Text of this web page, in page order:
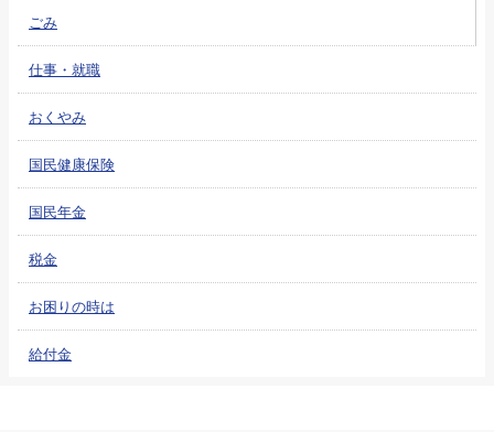
ごみ
仕事・就職
おくやみ
国民健康保険
国民年金
税金
お困りの時は
給付金